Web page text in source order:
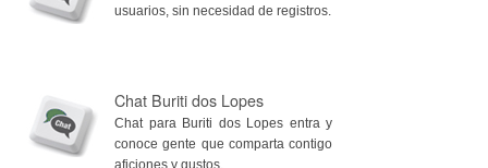
usuarios, sin necesidad de registros.
Chat Buriti dos Lopes
Chat para Buriti dos Lopes entra y
conoce gente que comparta contigo
aficiones y gustos.